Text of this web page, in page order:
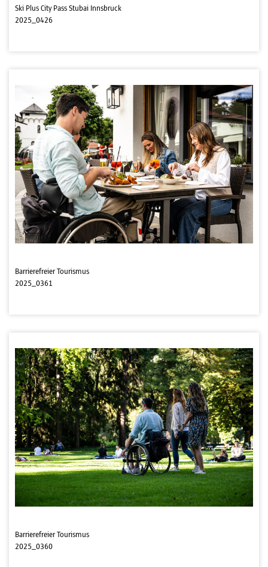
Ski Plus City Pass Stubai Innsbruck
2025_0426
Barrierefreier Tourismus
2025_0361
Barrierefreier Tourismus
2025_0360